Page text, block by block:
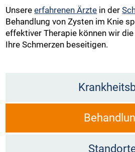
Unsereerfahrenen Ärzte in der
Behandlung von Zysten im Knie
effektiver Therapie können wir
Ihre Schmerzen beseitigen.